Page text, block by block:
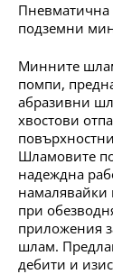
подземни
Минните
помпи,
абразивни
хвостови
Шламовите
надеждна
намалявайки
при
приложения
шлам.
дебити и